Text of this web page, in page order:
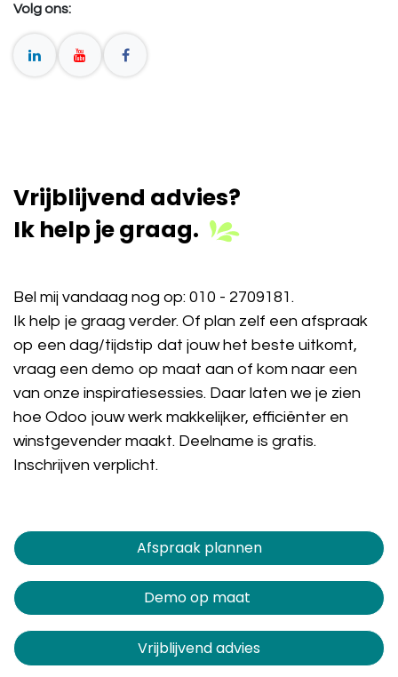
Volg ons:
Vrijblijvend advies?
Ik help je graag.
Bel mij vandaag nog op: 010 - 2709181 .
Ik help je graag verder. Of plan zelf een afspraak
op een dag/tijdstip dat jouw het beste uitkomt,
vraag een demo op maat aan of kom naar een
van onze inspiratiesessies. Daar laten we je zien
hoe Odoo jouw werk makkelijker, efficiënter en
winstgevender maakt. Deelname is gratis.
Inschrijven verplicht.
Afspraak plannen​​​​
Demo op maat
Vrijblijvend advies